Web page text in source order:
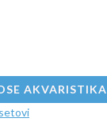
AKVARISTIKA